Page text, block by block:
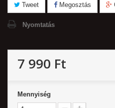
Tweet Megosztás
Nyomtatás
7 990 Ft‎
Mennyiség